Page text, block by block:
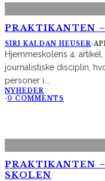
PRAKTIKANTEN
SIRI KALDAN HEUSER·
Hjemmeskolens 4.
journalistiske disciplin,
personer i
NYHEDER
·0 COMMENTS
PRAKTIKANTEN
SKOLEN